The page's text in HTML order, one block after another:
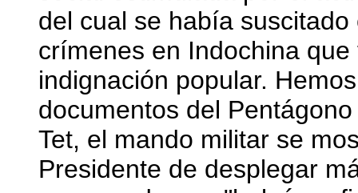
del cual se había
crímenes en Indochina
indignación popular.
documentos del
Tet, el mando militar se
Presidente de desplegar